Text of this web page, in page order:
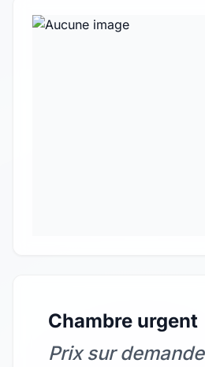
Chambre urgent
Prix sur demande